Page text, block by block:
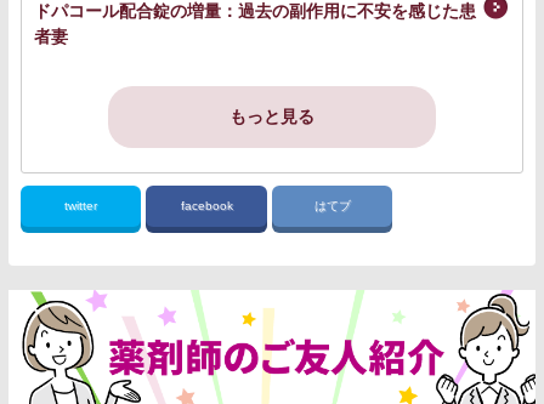
ドパコール配合錠の増量：過去の副作用に不安を感じた患
者妻
もっと見る
twitter facebook はてブ